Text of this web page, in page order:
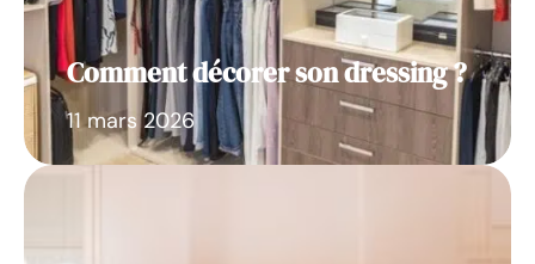
Comment décorer son dressing ?
11 mars 2026